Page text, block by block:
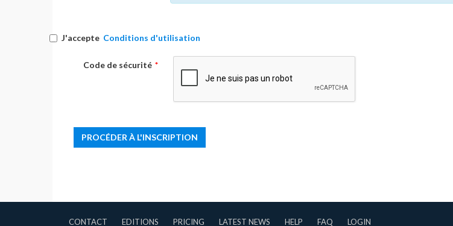
J'accepte Conditions d'utilisation
Code de sécurité *
CONTACT EDITIONS PRICING LATEST NEWS HELP FAQ LOGIN